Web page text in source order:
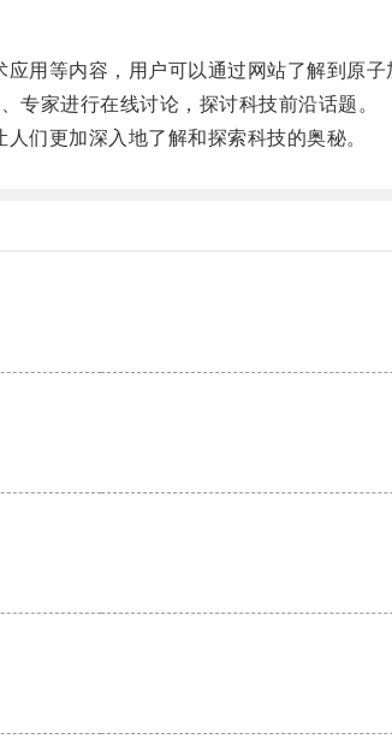
等内容，用户可以通过网站了解到原子
家进行在线讨论，探讨科技前沿话题。
们更加深入地了解和探索科技的奥秘。